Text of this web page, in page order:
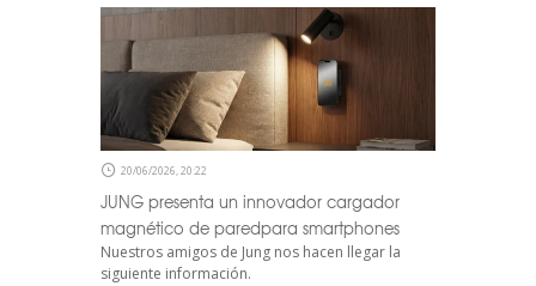
20/06/2026, 20:22
JUNG presenta un innovador cargador
magnético de paredpara smartphones
Nuestros amigos de Jung nos hacen llegar la
siguiente información.